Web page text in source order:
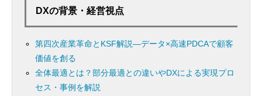
DXの背景・経営視点
第四次産業革命とKSF解説―データ×高速PDCAで顧客
価値を創る
全体最適とは？部分最適との違いやDXによる実現プロ
セス・事例を解説